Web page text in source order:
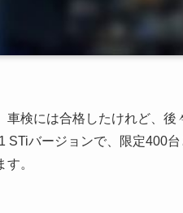
車検には合格したけれど、
STiバージョンで、限定400
。